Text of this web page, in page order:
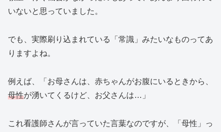
いないと思っていました。
でも、実際刷り込まれている「常識」みたいなものってあ
りますよね。
例えば、「お母さんは、赤ちゃんがお腹にいるときから、
母性が湧いてくるけど、お父さんは…」
これ看護師さんが言っていた言葉なのですが、「母性」っ